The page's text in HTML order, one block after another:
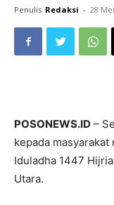
Penulis Redaksi - 28
POSONEWS.ID –
kepada masyarakat
Iduladha 1447
Utara.